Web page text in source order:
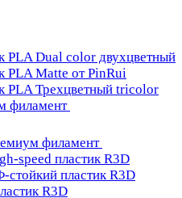
PLA Dual color двухцветный
PLA Matte от PinRui
PLA Трехцветный tricolor
филамент
филамент
speed пластик R3D
стойкий пластик R3D
R3D